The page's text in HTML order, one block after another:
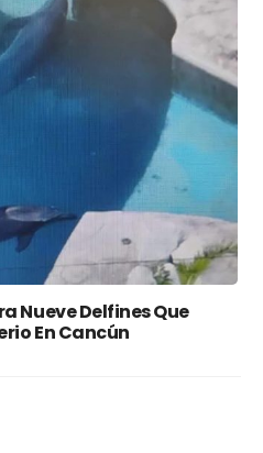
Nueve Delfines Que
En Cancún